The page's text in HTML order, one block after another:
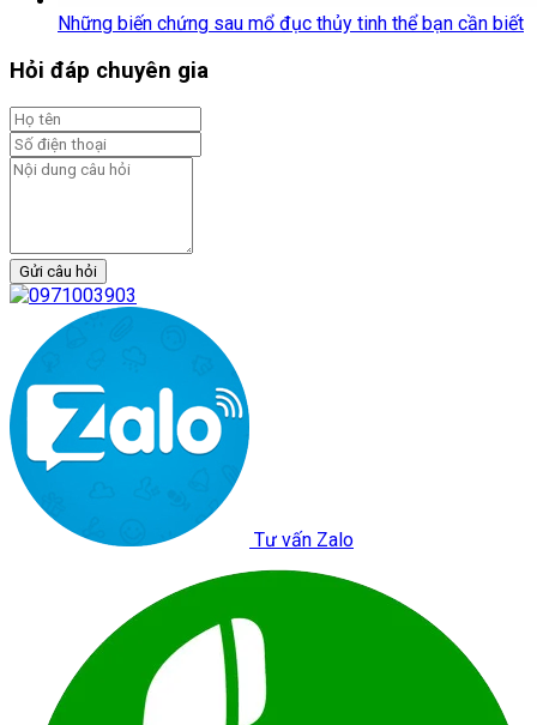
Những biến chứng sau mổ đục thủy tinh thể bạn cần biết
Hỏi đáp chuyên gia
Gửi câu hỏi
Tư vấn Zalo